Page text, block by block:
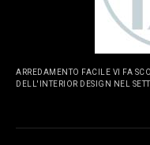
ARREDAMENTO FACILE VI FA
DELL'INTERIOR DESIGN NEL